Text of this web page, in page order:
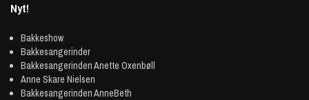
Nyt!
Bakkeshow
Bakkesangerinder
Bakkesangerinden Anette Oxenbøll
Anne Skare Nielsen
Bakkesangerinden AnneBeth